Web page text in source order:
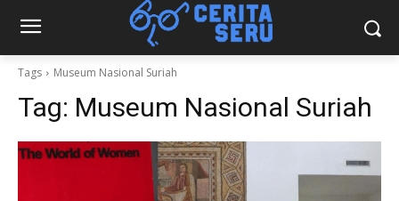
Tags Museum Nasional Suriah
Tag: Museum Nasional Suriah